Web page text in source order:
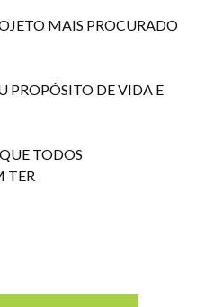
MAIS PROCURADO
PROPÓSITO DE VIDA E
TODOS
TER